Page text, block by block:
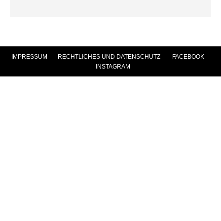
IMPRESSUM RECHTLICHES UND DATENSCHUTZ| FACEBOOK
INSTAGRAM